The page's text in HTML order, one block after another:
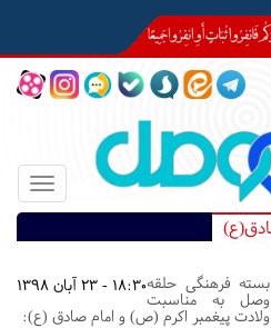
Toggle
18:30 - 23 آبان 1398بسته فرهنگی حلقه
وصل به مناسبت
ولادت پیغمبر اکرم (ص) و امام صادق (ع):‏